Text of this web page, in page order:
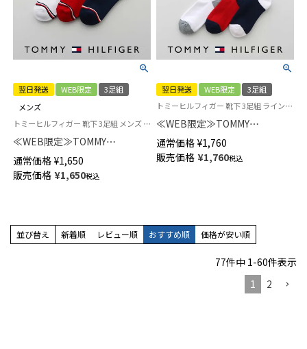
翌日発送 WEB限定
3足組
メンズ
トミーヒルフィガー 靴下 3足組 メンズ レディース
≪WEB限定≫TOMMY
HILFIGER 【3足セット】 ワンポ
イント ショート丈ソックス オ
ーガニックコットン混 足底パイ
通常価格 ¥1,650
販売価格 ¥1,650税込
翌日発送 WEB限定
3足組
トミーヒルフィガー 靴下 3足組 ラインソックス メンズ レディース
≪WEB限定≫TOMMY
HILFIGER 【3足セット】 ライン
リブソックス オーガニックコッ
トン混 足底パイル クルー丈 ユ
通常価格 ¥1,760
販売価格 ¥1,760税込
並び替え 新着順 レビュー順 おすすめ順 価格が安い順
77件中 1-60件表示
1
2